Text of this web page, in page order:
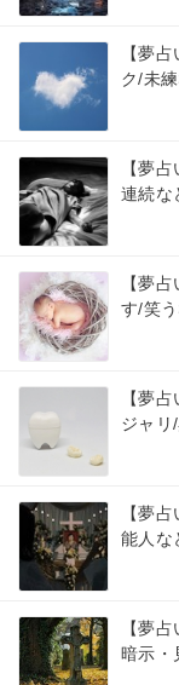
【夢
ク/未
【夢
連続な
【夢
す/笑
【夢
ジャリ
【夢
能人な
【夢
暗示・